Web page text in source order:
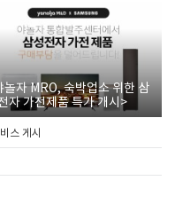
놀자 MRO, 숙박업소 위한 삼
자 가전제품 특가 개시>
스 게시